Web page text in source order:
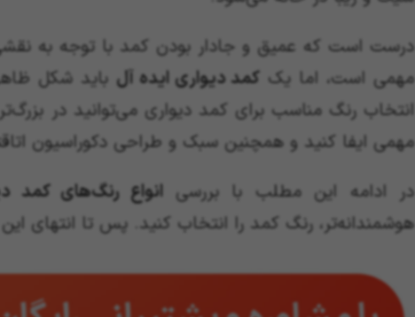
درست است که عمیق و جادار بودن کمد با توجه به نقشی
مهمی است، اما یک کمد دیواری ایده آل باید شکل
انتخاب رنگ مناسب برای کمد دیواری می‌توانید در
مهمی ایفا کنید و همچنین سبک و طراحی دکوراسیون
در ادامه این مطلب با بررسیانواع رنگ‌های کمد
هوشمندانه‌تر، رنگ کمد را انتخاب کنید. پس تا انتهای